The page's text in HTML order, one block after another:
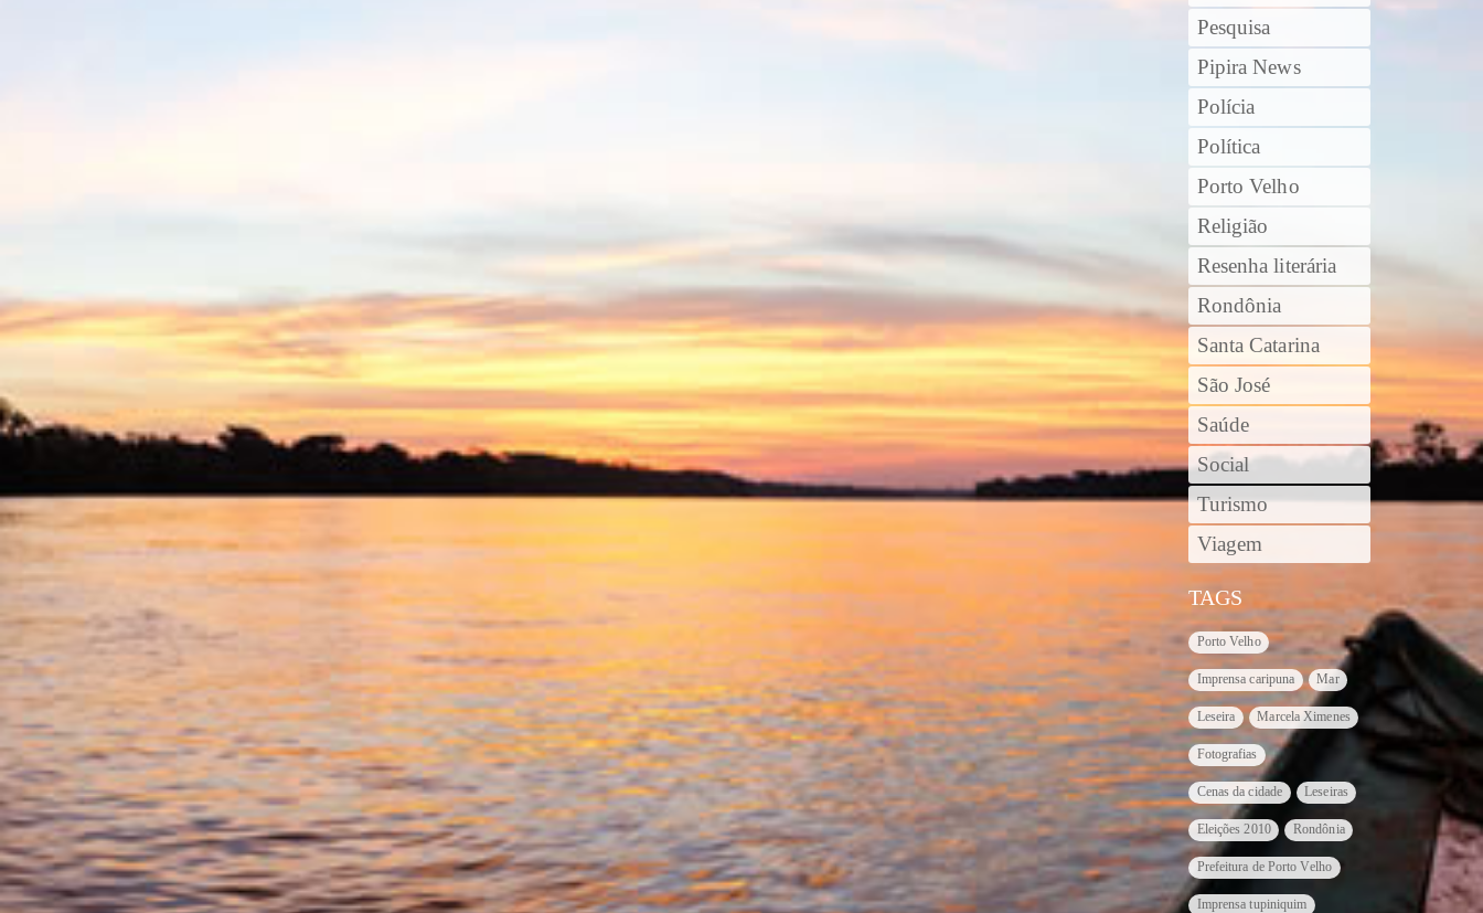
Pesquisa
Pipira News
Polícia
Política
Porto Velho
Religião
Resenha literária
Rondônia
Santa Catarina
São José
Saúde
Social
Turismo
Viagem
TAGS
Porto Velho
Imprensa caripuna Mar
Leseira Marcela Ximenes
Fotografias
Cenas da cidade Leseiras
Eleições 2010 Rondônia
Prefeitura de Porto Velho
Imprensa tupiniquim